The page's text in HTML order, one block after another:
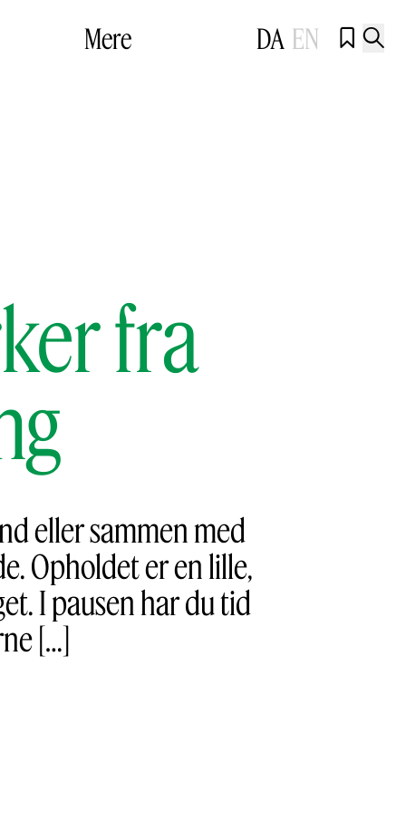
Mere DA EN  
fra
eller sammen med
Opholdet er en lille,
I pausen har du tid
[…]